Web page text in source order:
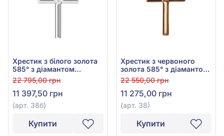
Хрестик з білого золота
585° з діамантом
0,024ct, арт. 38б
22 795,00 грн
11 397,50 грн
(арт. 38б)
Купити
Хрестик з червоного
золота 585° з діамантом
0,024ct, арт. 38
22 550,00 грн
11 275,00 грн
(арт. 38)
Купити